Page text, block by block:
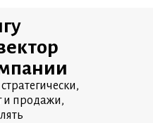
и продажи,